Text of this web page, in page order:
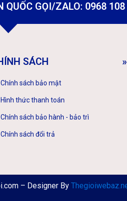
QUỐC GỌI/ZALO: 0968
SÁCH
Chính sách bảo mật
Hình thức thanh toán
Chính sách bảo hành - bảo trì
Chính sách đổi trả
– Designer By